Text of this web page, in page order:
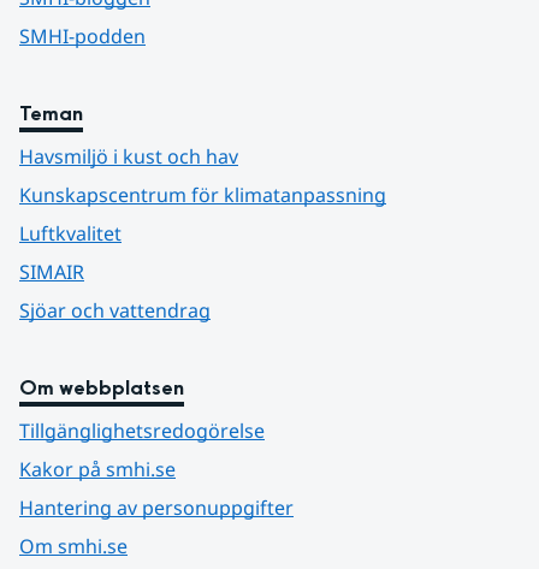
SMHI-podden
Teman
Havsmiljö i kust och hav
Kunskapscentrum för klimatanpassning
Luftkvalitet
SIMAIR
Sjöar och vattendrag
Om webbplatsen
Tillgänglighetsredogörelse
Kakor på smhi.se
Hantering av personuppgifter
Om smhi.se